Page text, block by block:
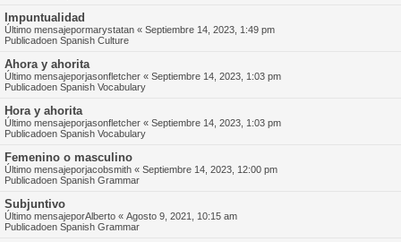
Impuntualidad
Último mensajepormarystatan « Septiembre 14, 2023, 1:49 pm
Publicadoen Spanish Culture
Ahora y ahorita
Último mensajeporjasonfletcher « Septiembre 14, 2023, 1:03 pm
Publicadoen Spanish Vocabulary
Hora y ahorita
Último mensajeporjasonfletcher « Septiembre 14, 2023, 1:03 pm
Publicadoen Spanish Vocabulary
Femenino o masculino
Último mensajeporjacobsmith « Septiembre 14, 2023, 12:00 pm
Publicadoen Spanish Grammar
Subjuntivo
Último mensajeporAlberto « Agosto 9, 2021, 10:15 am
Publicadoen Spanish Grammar